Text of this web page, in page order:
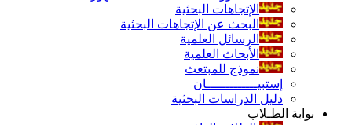
الإتجاهات البحثية
البحث عن الإتجاهات البحثية
الرسائل العلمية
الأبحاث العلمية
نموذج للمبتعث
إستبيـــــــــــــان
دليل الدراسات البحثية
بوابة الطـلاب